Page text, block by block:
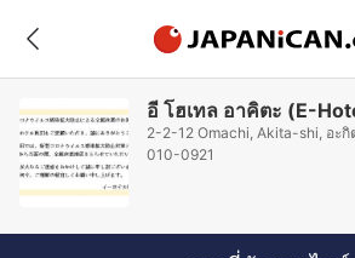
อี โฮเทล อาคิตะ (E-
2-2-12 Omachi, Akita-shi, อะ
010-0921